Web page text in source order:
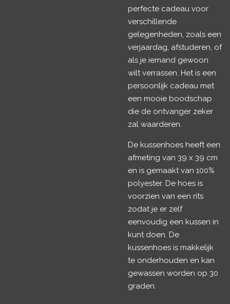
perfecte cadeau voor
verschillende
gelegenheden, zoals een
verjaardag, afstuderen, of
als je iemand gewoon
wilt verrassen. Het is een
persoonlijk cadeau met
een mooie boodschap
die de ontvanger zeker
zal waarderen.
De kussenhoes heeft een
afmeting van 39 x 39 cm
en is gemaakt van 100%
polyester. De hoes is
voorzien van een rits
zodat je er zelf
eenvoudig een kussen in
kunt doen. De
kussenhoes is makkelijk
te onderhouden en kan
gewassen worden op 30
graden.